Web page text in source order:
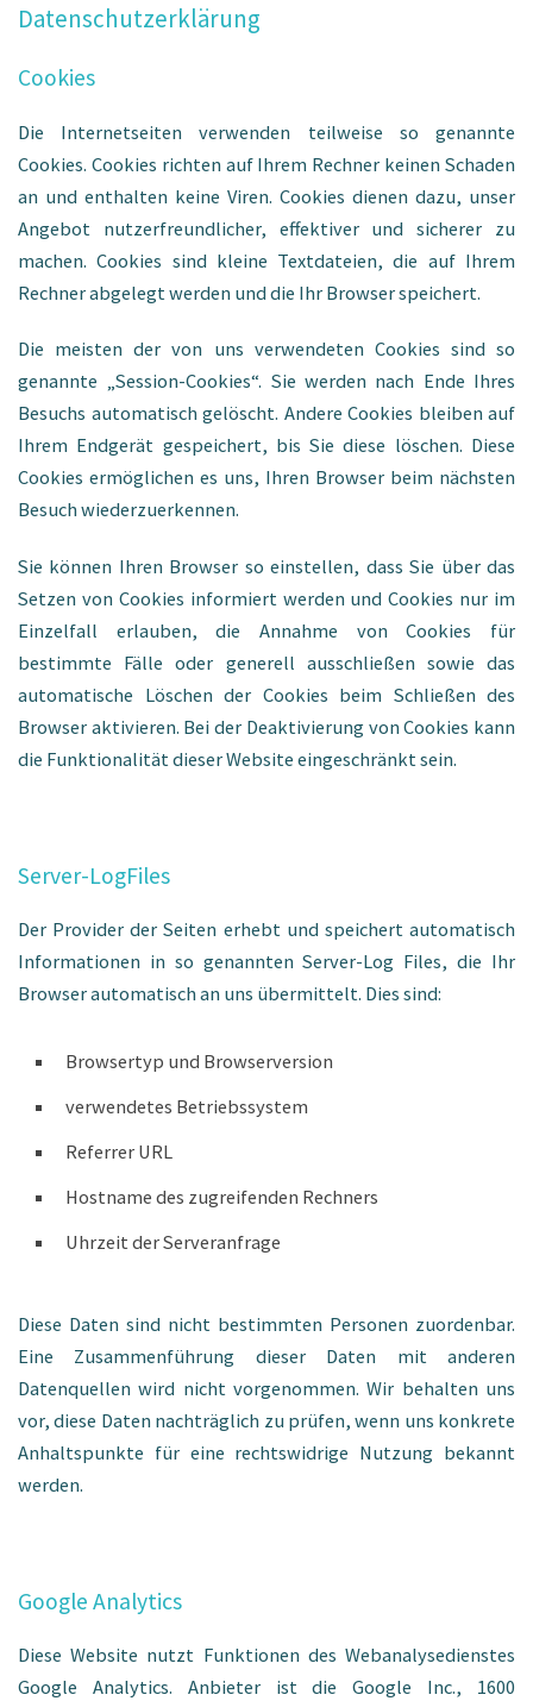
Datenschutzerklärung
Cookies
Die Internetseiten verwenden teilweise so genannte
Cookies. Cookies richten auf Ihrem Rechner keinen Schaden
an und enthalten keine Viren. Cookies dienen dazu, unser
Angebot nutzerfreundlicher, effektiver und sicherer zu
machen. Cookies sind kleine Textdateien, die auf Ihrem
Rechner abgelegt werden und die Ihr Browser speichert.
Die meisten der von uns verwendeten Cookies sind so
genannte „Session-Cookies“. Sie werden nach Ende Ihres
Besuchs automatisch gelöscht. Andere Cookies bleiben auf
Ihrem Endgerät gespeichert, bis Sie diese löschen. Diese
Cookies ermöglichen es uns, Ihren Browser beim nächsten
Besuch wiederzuerkennen.
Sie können Ihren Browser so einstellen, dass Sie über das
Setzen von Cookies informiert werden und Cookies nur im
Einzelfall erlauben, die Annahme von Cookies für
bestimmte Fälle oder generell ausschließen sowie das
automatische Löschen der Cookies beim Schließen des
Browser aktivieren. Bei der Deaktivierung von Cookies kann
die Funktionalität dieser Website eingeschränkt sein.
Server-LogFiles
Der Provider der Seiten erhebt und speichert automatisch
Informationen in so genannten Server-Log Files, die Ihr
Browser automatisch an uns übermittelt. Dies sind:
Browsertyp und Browserversion
verwendetes Betriebssystem
Referrer URL
Hostname des zugreifenden Rechners
Uhrzeit der Serveranfrage
Diese Daten sind nicht bestimmten Personen zuordenbar.
Eine Zusammenführung dieser Daten mit anderen
Datenquellen wird nicht vorgenommen. Wir behalten uns
vor, diese Daten nachträglich zu prüfen, wenn uns konkrete
Anhaltspunkte für eine rechtswidrige Nutzung bekannt
werden.
Google Analytics
Diese Website nutzt Funktionen des Webanalysedienstes
Google Analytics. Anbieter ist die Google Inc., 1600